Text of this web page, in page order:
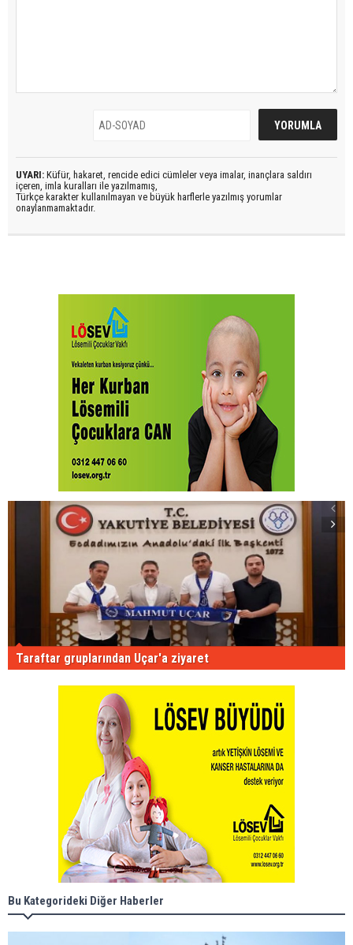
UYARI: Küfür, hakaret, rencide edici cümleler veya imalar, inançlara saldırı
içeren, imla kuralları ile yazılmamış,
Türkçe karakter kullanılmayan ve büyük harflerle yazılmış yorumlar
onaylanmamaktadır.
Taraftar gruplarından Uçar'a ziyaret
Bu Kategorideki Diğer Haberler